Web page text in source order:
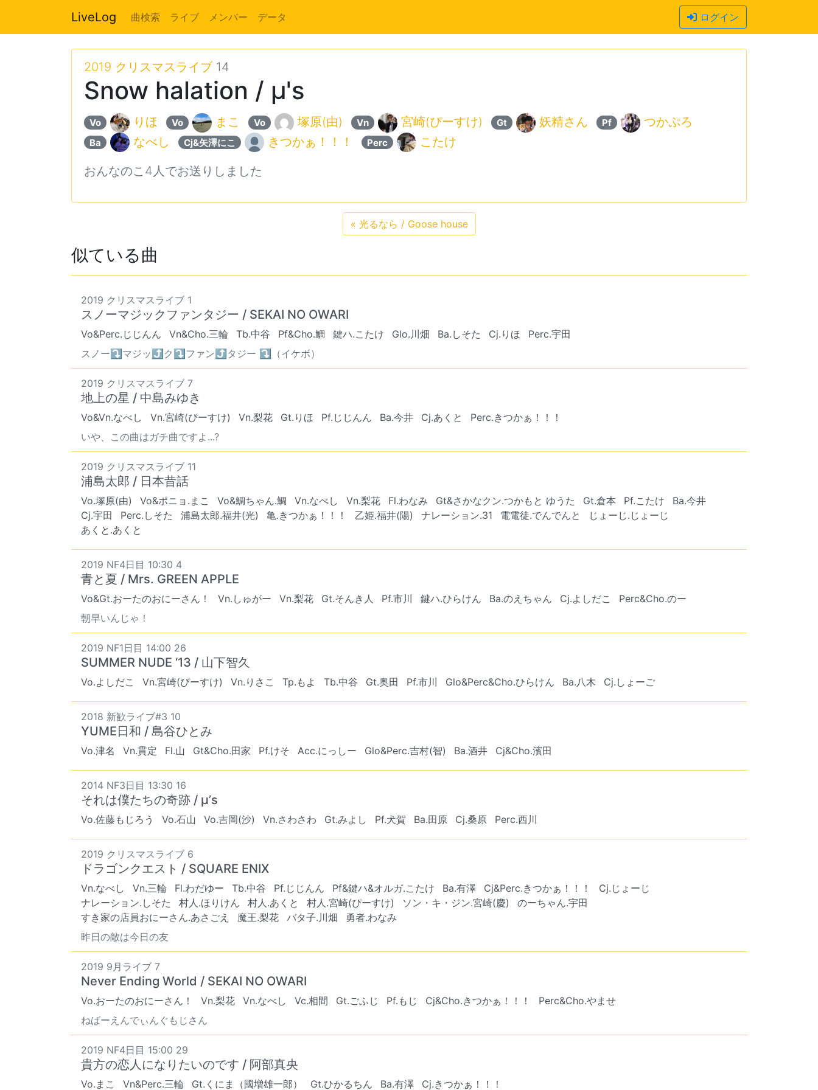
LiveLog 曲検索 ライブ メンバー データ ログイン
2019 クリスマスライブ14
Snow halation / μ's
Vo りほ Vo まこ Vo 塚原(由) Vn 宮崎(ぴーすけ) Gt 妖精さん Pf つかぷろ
Ba なべし Cj&矢澤にこ きつかぁ！！！ Perc こたけ
おんなのこ4人でお送りしました
« 光るなら / Goose house
似ている曲
2019 クリスマスライブ 1
スノーマジックファンタジー / SEKAI NO OWARI
Vo&Perc.じじんん Vn&Cho.三輪 Tb.中谷 Pf&Cho.鯛 鍵ハ.こたけ Glo.川畑 Ba.しそた Cj.りほ
Perc.宇田
スノー⤵︎マジッ⤴︎ク⤵︎ファン⤴︎タジー ⤵︎（イケボ）
2019 クリスマスライブ 7
地上の星 / 中島みゆき
Vo&Vn.なべし Vn.宮崎(ぴーすけ) Vn.梨花 Gt.りほ Pf.じじんん Ba.今井 Cj.あくと
Perc.きつかぁ！！！
いや、この曲はガチ曲ですよ...?
2019 クリスマスライブ 11
浦島太郎 / 日本昔話
Vo.塚原(由) Vo&ポニョ.まこ Vo&鯛ちゃん.鯛 Vn.なべし Vn.梨花 Fl.わなみ Gt&さかなクン.つかもと ゆうた Gt.倉本 Pf.こたけ
Ba.今井
Cj.宇田
Perc.しそた 浦島太郎.福井(光) 亀.きつかぁ！！！ 乙姫.福井(陽) ナレーション.31 電電徒.でんでんと
じょーじ.じょーじ
あくと.あくと
2019 NF4日目 10:30 4
青と夏 / Mrs. GREEN APPLE
Vo&Gt.おーたのおにーさん！ Vn.しゅがー Vn.梨花 Gt.そんき人 Pf.市川 鍵ハ.ひらけん Ba.のえちゃん Cj.よしだこ
Perc&Cho.のー
朝早いんじゃ！
2019 NF1日目 14:00 26
SUMMER NUDE ‘13 / 山下智久
Vo.よしだこ Vn.宮崎(ぴーすけ) Vn.りさこ Tp.もよ Tb.中谷 Gt.奥田 Pf.市川 Glo&Perc&Cho.ひらけん Ba.八木 Cj.しょーご
2018 新歓ライブ#3 10
YUME日和 / 島谷ひとみ
Vo.津名 Vn.貫定 Fl.山 Gt&Cho.田家 Pf.けそ Acc.にっしー Glo&Perc.吉村(智) Ba.酒井 Cj&Cho.濱田
2014 NF3日目 13:30 16
それは僕たちの奇跡 / μ’s
Vo.佐藤もじろう Vo.石山 Vo.吉岡(沙) Vn.さわさわ Gt.みよし Pf.犬賀 Ba.田原 Cj.桑原 Perc.西川
2019 クリスマスライブ 6
ドラゴンクエスト / SQUARE ENIX
Vn.なべし Vn.三輪 Fl.わだゆー Tb.中谷 Pf.じじんん Pf&鍵ハ&オルガ.こたけ Ba.有澤 Cj&Perc.きつかぁ！！！
Cj.じょーじ
ナレーション.しそた
村人.ほりけん 村人.あくと 村人.宮崎(ぴーすけ) ソン・キ・ジン.宮崎(慶)
のーちゃん.宇田
すき家の店員おにーさん.あさごえ
魔王.梨花 バタ子.川畑
勇者.わなみ
昨日の敵は今日の友
2019 9月ライブ 7
Never Ending World / SEKAI NO OWARI
Vo.おーたのおにーさん！ Vn.梨花 Vn.なべし Vc.相間 Gt.ごふじ Pf.もじ Cj&Cho.きつかぁ！！！
Perc&Cho.やませ
ねばーえんでぃんぐもじさん
2019 NF4日目 15:00 29
貴方の恋人になりたいのです / 阿部真央
Vo.まこ Vn&Perc.三輪 Gt.くにま（國増雄一郎） Gt.ひかるちん Ba.有澤 Cj.きつかぁ！！！